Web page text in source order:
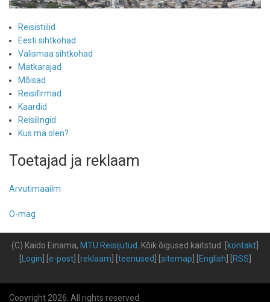
Reisistiilid
Eesti sihtkohad
Välismaa sihtkohad
Matkarajad
Mõisad
Reisifirmad
Kaardid
Reisilingid
Kus ma olen?
Toetajad ja reklaam
Arvutimaailm
O-mag
(C) Kaido Einama, MTÜ Reisijutud Kõik õigused kaitstud kontakt
Login e-post] [ reklaam teenused sitemap English RSS
Copyright 2026. All rights reserved